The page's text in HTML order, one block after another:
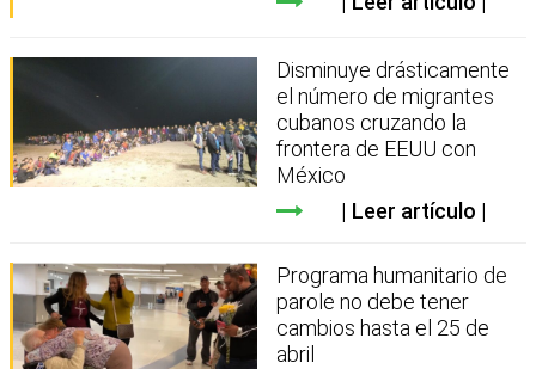
Disminuye drásticamente
el número de migrantes
cubanos cruzando la
frontera de EEUU con
México
Leer artículo
Programa humanitario de
parole no debe tener
cambios hasta el 25 de
abril